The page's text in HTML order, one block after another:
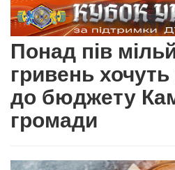
Понад пів
гривень
до бюджету
громади